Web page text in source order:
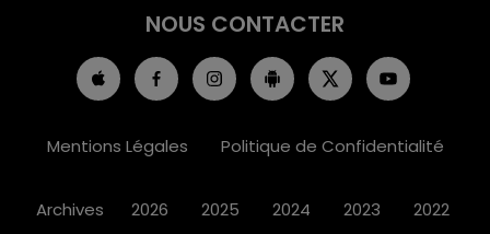
NOUS CONTACTER
Mentions Légales Politique de Confidentialité
Archives 2026 2025 2024 2023 2022